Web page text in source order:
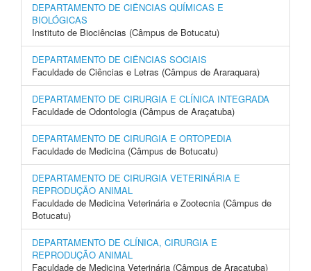
DEPARTAMENTO DE CIÊNCIAS QUÍMICAS E
BIOLÓGICAS
Instituto de Biociências (Câmpus de Botucatu)
DEPARTAMENTO DE CIÊNCIAS SOCIAIS
Faculdade de Ciências e Letras (Câmpus de Araraquara)
DEPARTAMENTO DE CIRURGIA E CLÍNICA INTEGRADA
Faculdade de Odontologia (Câmpus de Araçatuba)
DEPARTAMENTO DE CIRURGIA E ORTOPEDIA
Faculdade de Medicina (Câmpus de Botucatu)
DEPARTAMENTO DE CIRURGIA VETERINÁRIA E
REPRODUÇÃO ANIMAL
Faculdade de Medicina Veterinária e Zootecnia (Câmpus de
Botucatu)
DEPARTAMENTO DE CLÍNICA, CIRURGIA E
REPRODUÇÃO ANIMAL
Faculdade de Medicina Veterinária (Câmpus de Araçatuba)